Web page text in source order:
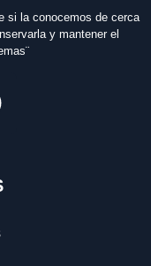
si la conocemos de cerca
y mantener el